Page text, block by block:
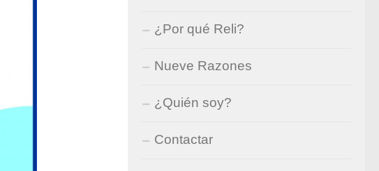
¿Por qué Reli?
Nueve Razones
¿Quién soy?
Contactar